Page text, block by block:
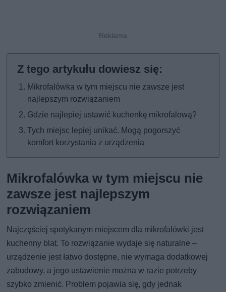
Mikrofalówka w tym miejscu nie zawsze jest
najlepszym rozwiązaniem
Gdzie najlepiej ustawić kuchenkę mikrofalową?
Tych miejsc lepiej unikać. Mogą pogorszyć
komfort korzystania z urządzenia
Mikrofalówka w tym miejscu nie
zawsze jest najlepszym
rozwiązaniem
Najczęściej spotykanym miejscem dla mikrofalówki jest
kuchenny blat. To rozwiązanie wydaje się naturalne –
urządzenie jest łatwo dostępne, nie wymaga dodatkowej
zabudowy, a jego ustawienie można w razie potrzeby
szybko zmienić. Problem pojawia się, gdy jednak